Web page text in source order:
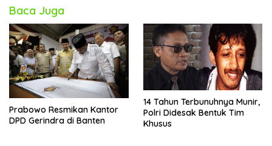
Baca Juga
Prabowo Resmikan Kantor
DPD Gerindra di Banten
14 Tahun Terbunuhnya Munir,
Polri Didesak Bentuk Tim
Khusus